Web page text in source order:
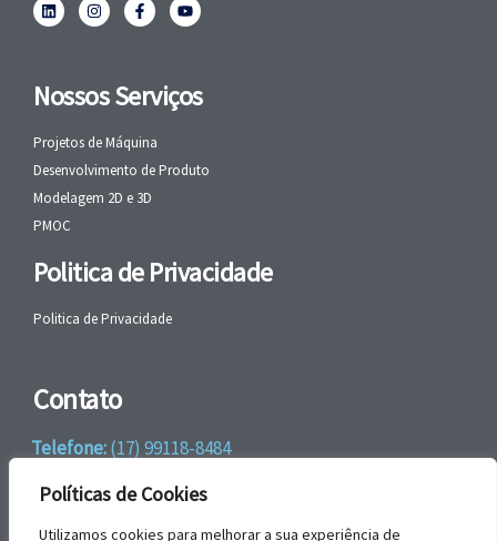
Políticas de Cookies
Utilizamos cookies para melhorar a sua experiência de
Nossos Serviços
Projetos de Máquina
Desenvolvimento de Produto
Modelagem 2D e 3D
PMOC
Politica de Privacidade
Politica de Privacidade
Contato
Telefone:(17) 99118-8484
WhatsApp:+55 (17) 99118-8484
email:faleconosco@gbrengenharia.com